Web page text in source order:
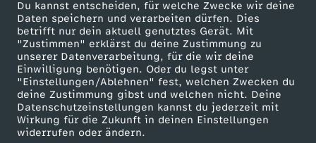
Du kannst entscheiden, für welche Zwecke wir deine
Daten speichern und verarbeiten dürfen. Dies
betrifft nur dein aktuell genutztes Gerät. Mit
"Zustimmen" erklärst du deine Zustimmung zu
unserer Datenverarbeitung, für die wir deine
Einwilligung benötigen. Oder du legst unter
"Einstellungen/Ablehnen" fest, welchen Zwecken du
deine Zustimmung gibst und welchen nicht. Deine
Datenschutzeinstellungen kannst du jederzeit mit
Wirkung für die Zukunft in deinen Einstellungen
widerrufen oder ändern.
d
A
I
D
ZDF goes Schule
Werbefernsehen
Mainzelmännchen